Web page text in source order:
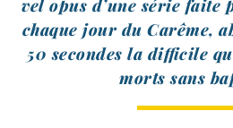
vel opus d’une série
chaque jour du Carême,
50 secondes la dif­fi­cile
morts sans